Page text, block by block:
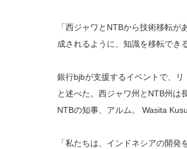
「西ジャワとNTBから技術移転
成されるように、知識を移転でき
銀行bjbが支援するイベントで、
と述べた。西ジャワ州とNTB州は
NTBの知事、アルム。 Wasita
「私たちは、インドネシアの開